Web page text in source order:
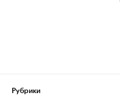
Рубрики